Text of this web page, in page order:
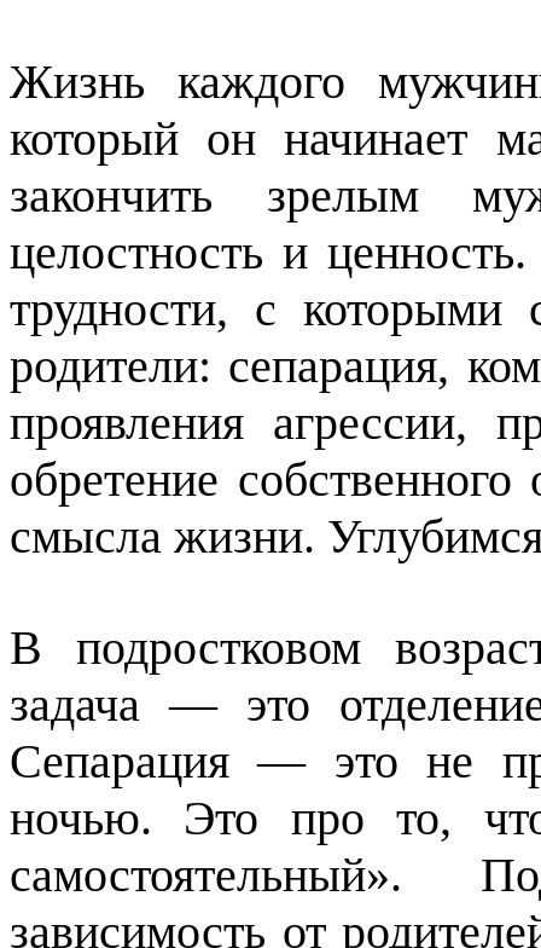
Жизнь каждого
который он начинает
закончить зрелым
целостность и
трудности, с которыми
родители: сепарация,
проявления агрессии,
обретение
смысла жизни.
В подростковом
задача — это
Сепарация — это не
ночью. Это про то,
самостоятельный».
зависимость от